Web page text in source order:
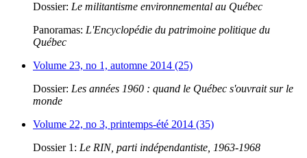
Dossier: Le militantisme environnemental au Québec
Panoramas: L'Encyclopédie du patrimoine politique du
Québec
Volume 23, no 1, automne 2014 (25)
Dossier: Les années 1960 : quand le Québec s'ouvrait sur le
monde
Volume 22, no 3, printemps-été 2014 (35)
Dossier 1: Le RIN, parti indépendantiste, 1963-1968